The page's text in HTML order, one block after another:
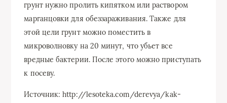
грунт нужно пролить кипятком или раствором
марганцовки для обеззараживания. Также для
этой цели грунт можно поместить в
микроволновку на 20 минут, что убьет все
вредные бактерии. После этого можно приступать
к посеву.
Источник: http://lesoteka.com/derevya/kak-